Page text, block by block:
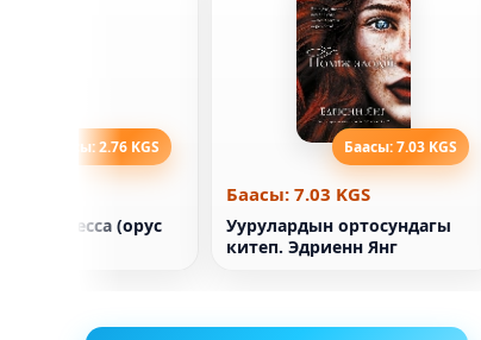
Баасы: 2.76 KGS
прицесса (орус
Баасы: 7.03 KGS
Баасы: 7.03 KGS
Уурулардын ортосундагы
китеп. Эдриенн Янг